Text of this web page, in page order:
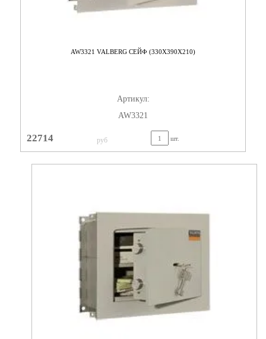
AW3321 VALBERG СЕЙФ (330X390X210)
Артикул:
AW3321
22714 руб шт.